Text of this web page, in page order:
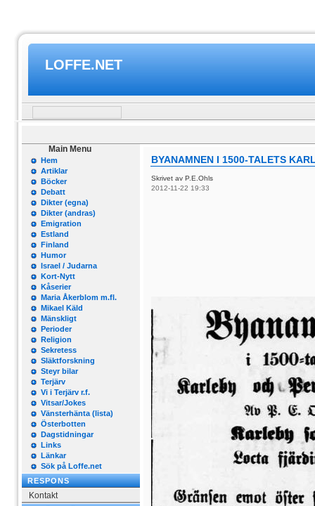
LOFFE.NET
Main Menu
Hem
Artiklar
Böcker
Debatt
Dikter (egna)
Dikter (andras)
Emigration
Estland
Finland
Humor
Israel / Judarna
Kort-Nytt
Kåserier
Maria Åkerblom m.fl.
Mikael Käld
Mänskligt
Perioder
Religion
Sekretess
Släktforskning
Steyr bilar
Terjärv
Vi i Terjärv r.f.
Vitsar/Jokes
Vänsterhänta (lista)
Österbotten
Dagstidningar
Links
Länkar
Sök på Loffe.net
RESPONS
Kontakt
BYANAMNEN I 1500-TALETS
Skrivet av P.E.Ohls
2012-11-22 19:33